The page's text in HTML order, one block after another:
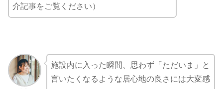
介記事をご覧ください）
施設内に入った瞬間、思わず「ただいま」と
言いたくなるような居心地の良さには大変感